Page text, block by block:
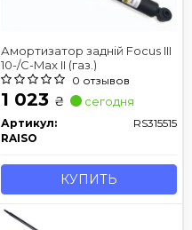
Амортизатор задній Focus III
10-/C-Max II (газ.)
0 отзывов
1 023 ₴ сегодня
Артикул:
RS315515
RAISO
КУПИТЬ